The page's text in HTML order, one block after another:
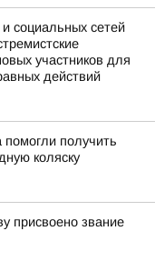
социальных сетей
участников для
действий
помогли получить
коляску
присвоено звание